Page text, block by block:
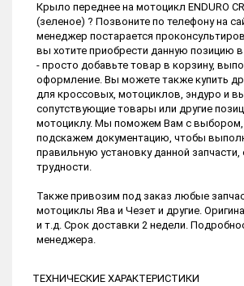
Крыло переднее на мотоцикл ENDURO
(зеленое) ? Позвоните по телефону на
менеджер постарается
вы хотите приобрести данную позицию
- просто добавьте товар в корзину,
оформление. Вы можете также купить
для кроссовых, мотоциклов, эндуро и
сопутствующие товары или другие
мотоциклу. Мы поможем Вам с выбором,
подскажем документацию, чтобы
правильную установку данной запчасти,
трудности.
Также привозим под заказ любые
мотоциклы Ява и Чезет и другие.
и т.д. Срок доставки 2 недели.
менеджера.
ТЕХНИЧЕСКИЕ ХАРАКТЕРИСТИКИ